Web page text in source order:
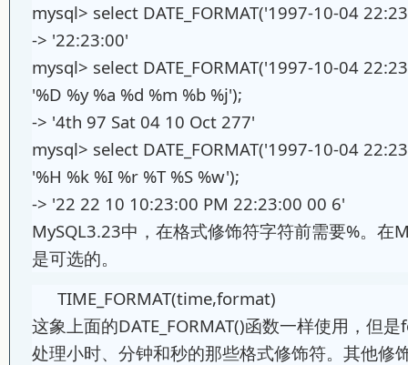
mysql> select DATE_FORMAT('1997-10-04
-> '22:23:00'
mysql> select DATE_FORMAT('1997-10-04
'%D %y %a %d %m %b %j');
-> '4th 97 Sat 04 10 Oct 277'
mysql> select DATE_FORMAT('1997-10-04
'%H %k %I %r %T %S %w');
-> '22 22 10 10:23:00 PM 22:23:00 00 6'
MySQL3.23中，在格式修饰符字符前需要%。在
是可选的。
TIME_FORMAT(time,format)
这象上面的DATE_FORMAT()函数一样使用，但
处理小时、分钟和秒的那些格式修饰符。其他修